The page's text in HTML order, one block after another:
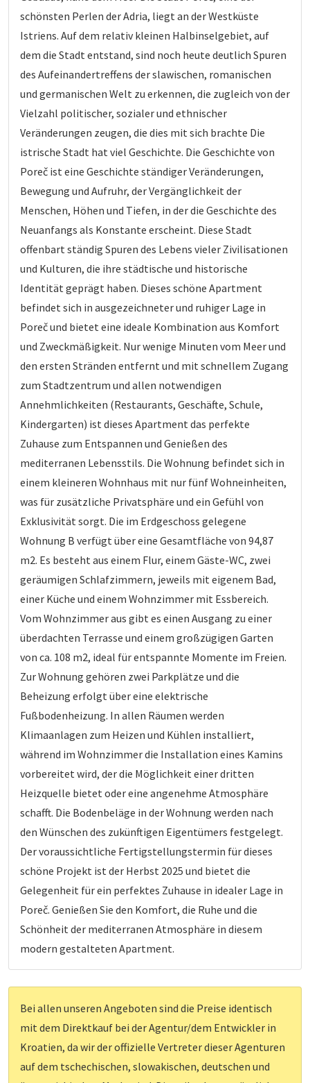
schönsten Perlen der Adria, liegt an der Westküste
Istriens. Auf dem relativ kleinen Halbinselgebiet, auf
dem die Stadt entstand, sind noch heute deutlich Spuren
des Aufeinandertreffens der slawischen, romanischen
und germanischen Welt zu erkennen, die zugleich von der
Vielzahl politischer, sozialer und ethnischer
Veränderungen zeugen, die dies mit sich brachte Die
istrische Stadt hat viel Geschichte. Die Geschichte von
Poreč ist eine Geschichte ständiger Veränderungen,
Bewegung und Aufruhr, der Vergänglichkeit der
Menschen, Höhen und Tiefen, in der die Geschichte des
Neuanfangs als Konstante erscheint. Diese Stadt
offenbart ständig Spuren des Lebens vieler Zivilisationen
und Kulturen, die ihre städtische und historische
Identität geprägt haben. Dieses schöne Apartment
befindet sich in ausgezeichneter und ruhiger Lage in
Poreč und bietet eine ideale Kombination aus Komfort
und Zweckmäßigkeit. Nur wenige Minuten vom Meer und
den ersten Stränden entfernt und mit schnellem Zugang
zum Stadtzentrum und allen notwendigen
Annehmlichkeiten (Restaurants, Geschäfte, Schule,
Kindergarten) ist dieses Apartment das perfekte
Zuhause zum Entspannen und Genießen des
mediterranen Lebensstils. Die Wohnung befindet sich in
einem kleineren Wohnhaus mit nur fünf Wohneinheiten,
was für zusätzliche Privatsphäre und ein Gefühl von
Exklusivität sorgt. Die im Erdgeschoss gelegene
Wohnung B verfügt über eine Gesamtfläche von 94,87
m2. Es besteht aus einem Flur, einem Gäste-WC, zwei
geräumigen Schlafzimmern, jeweils mit eigenem Bad,
einer Küche und einem Wohnzimmer mit Essbereich.
Vom Wohnzimmer aus gibt es einen Ausgang zu einer
überdachten Terrasse und einem großzügigen Garten
von ca. 108 m2, ideal für entspannte Momente im Freien.
Zur Wohnung gehören zwei Parkplätze und die
Beheizung erfolgt über eine elektrische
Fußbodenheizung. In allen Räumen werden
Klimaanlagen zum Heizen und Kühlen installiert,
während im Wohnzimmer die Installation eines Kamins
vorbereitet wird, der die Möglichkeit einer dritten
Heizquelle bietet oder eine angenehme Atmosphäre
schafft. Die Bodenbeläge in der Wohnung werden nach
den Wünschen des zukünftigen Eigentümers festgelegt.
Der voraussichtliche Fertigstellungstermin für dieses
schöne Projekt ist der Herbst 2025 und bietet die
Gelegenheit für ein perfektes Zuhause in idealer Lage in
Poreč. Genießen Sie den Komfort, die Ruhe und die
Schönheit der mediterranen Atmosphäre in diesem
modern gestalteten Apartment.
Bei allen unseren Angeboten sind die Preise identisch
mit dem Direktkauf bei der Agentur/dem Entwickler in
Kroatien, da wir der offizielle Vertreter dieser Agenturen
auf dem tschechischen, slowakischen, deutschen und